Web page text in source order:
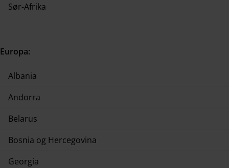
Sør-Afrika
Europa:
Albania
Andorra
Belarus
Bosnia og Hercegovina
Georgia